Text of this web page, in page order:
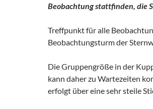
Beobachtung stattfinden, die
Treffpunkt für alle
Beobachtungsturm der
Die Gruppengröße in der
kann daher zu Wartezeiten
erfolgt über eine sehr steile